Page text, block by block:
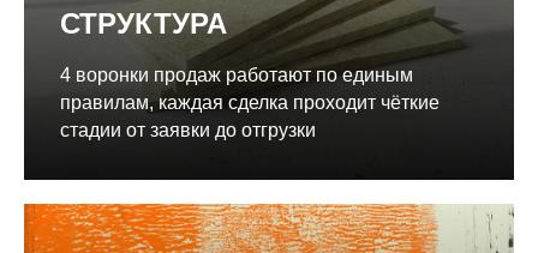
СТРУКТУРА
4 воронки продаж работают по единым
правилам, каждая сделка проходит чёткие
стадии от заявки до отгрузки